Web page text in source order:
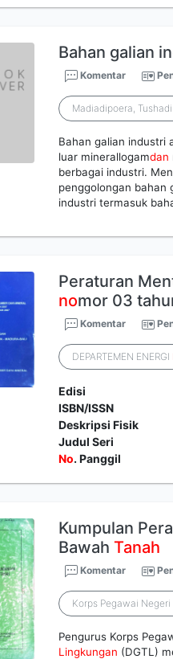
Bahan galian
Komentar
Madiadipoera, Tushadi
Bahan galian industri
luar minerallogamdan
berbagai industri.
penggolongan bahan
industri termasuk
Peraturan
nomor 03
Komentar
DEPARTEMEN ENERGI
Edisi
ISBN/ISSN
Deskripsi Fisik
Judul Seri
No. Panggil
Kumpulan
BawahTanah
Komentar
Korps Pegawai
Pengurus Korps
Lingkungan (DGTL)